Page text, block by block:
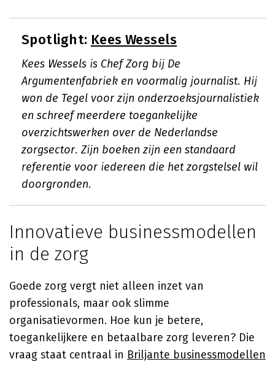
Spotlight: Kees Wessels
Kees Wessels is Chef Zorg bij De
Argumentenfabriek en voormalig journalist. Hij
won de Tegel voor zijn onderzoeksjournalistiek
en schreef meerdere toegankelijke
overzichtswerken over de Nederlandse
zorgsector. Zijn boeken zijn een standaard
referentie voor iedereen die het zorgstelsel wil
doorgronden.
Innovatieve businessmodellen
in de zorg
Goede zorg vergt niet alleen inzet van
professionals, maar ook slimme
organisatievormen. Hoe kun je betere,
toegankelijkere en betaalbare zorg leveren? Die
vraag staat centraal in Briljante businessmodellen